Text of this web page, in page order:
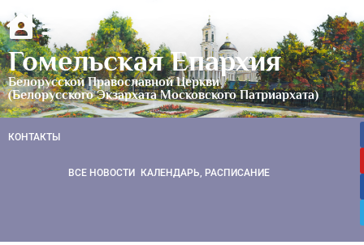
Гомельская Епархия
Белорусской Православной Церкви
(Белорусского Экзархата Московского Патриархата)
КОНТАКТЫ
ВСЕ НОВОСТИ КАЛЕНДАРЬ, РАСПИСАНИЕ